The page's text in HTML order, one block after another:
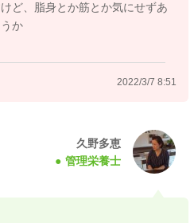
考えで進めていただくと良いと
します。
ど、脂身とか筋とか気にせずあ
か
2022/3/7 8:51
久野多恵
管理栄養士